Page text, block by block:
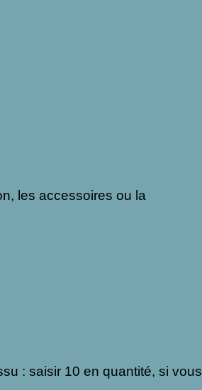
les accessoires ou la
: saisir 10 en quantité, si vous